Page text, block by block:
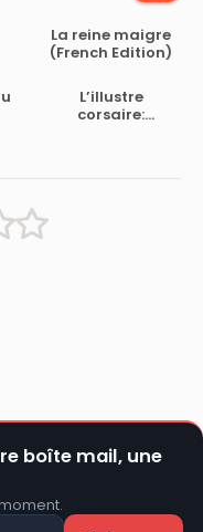
La reine maigre
(French Edition)
L’illustre
corsaire:
boîte mail, une